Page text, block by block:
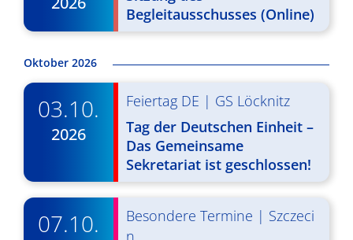
v
g
a
t
i
o
n
Begleitausschusses (Online)
Oktober 2026
03.10.
2026
Feiertag DE | GS Löcknitz
Tag der Deutschen Einheit –
Das Gemeinsame
Sekretariat ist geschlossen!
07.10. Besondere Termine | Szczeci
n